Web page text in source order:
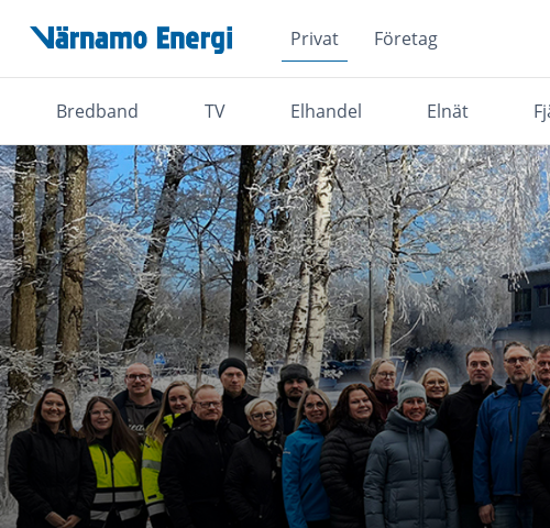
Hoppa över navigationsmenyn Privat Företag
Bredband TV Elhandel Elnät